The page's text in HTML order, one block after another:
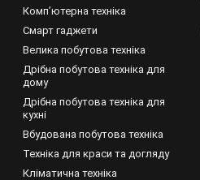
Компʼютерна техніка
Смарт гаджети
Велика побутова техніка
Дрібна побутова техніка для
дому
Дрібна побутова техніка для
кухні
Вбудована побутова техніка
Техніка для краси та догляду
Кліматична техніка